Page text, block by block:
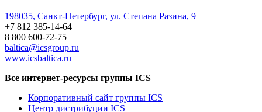
198035, Санкт-Петербург, ул. Степана Разина, 9
+7 812 385-14-64
8 800 600-72-75
baltica@icsgroup.ru
www.icsbaltica.ru
Все интернет-ресурсы группы ICS
Корпоративный сайт группы ICS
Центр дистрибуции ICS